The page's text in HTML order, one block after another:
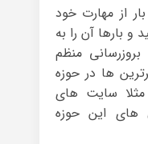
از مهارت خود
و بارها آن را به
منظم
ها در حوزه
سایت های
های این حوزه